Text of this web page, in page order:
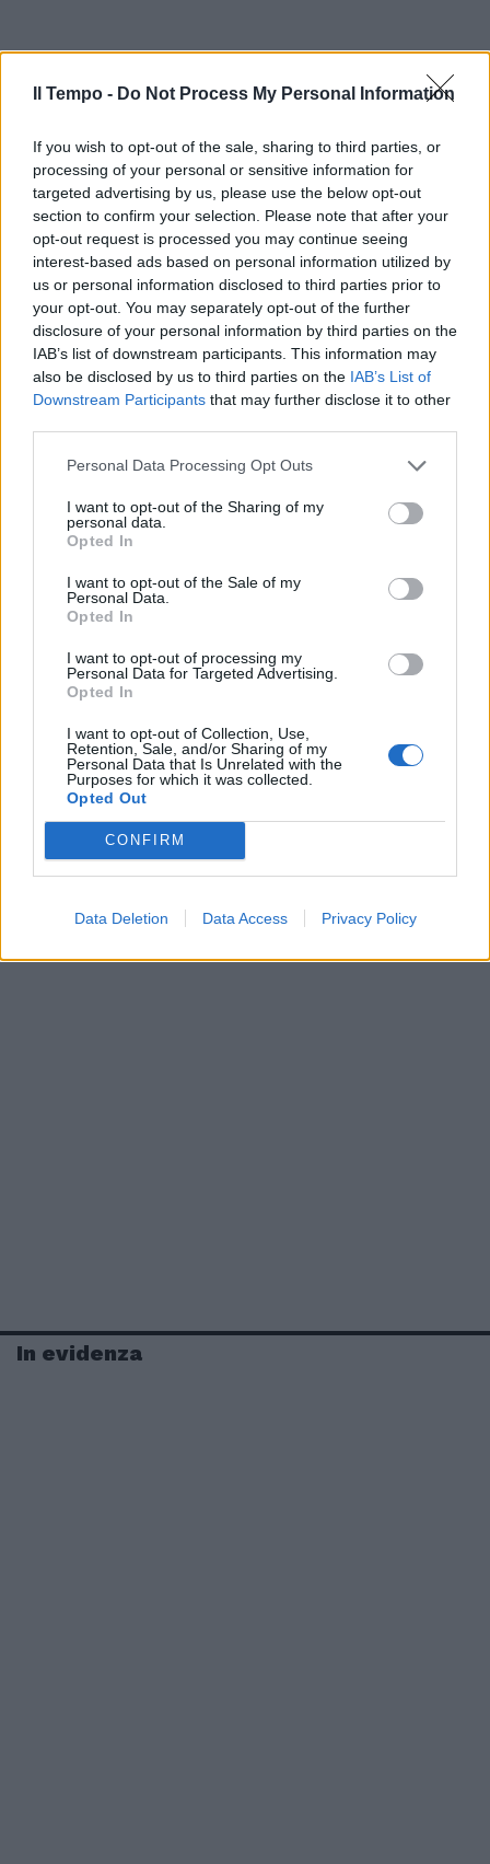
Il Tempo - Do Not Process My Personal Information
If you wish to opt-out of the sale, sharing to third parties, or
processing of your personal or sensitive information for
targeted advertising by us, please use the below opt-out
section to confirm your selection. Please note that after your
opt-out request is processed you may continue seeing
interest-based ads based on personal information utilized by
us or personal information disclosed to third parties prior to
your opt-out. You may separately opt-out of the further
disclosure of your personal information by third parties on the
IAB’s list of downstream participants. This information may
also be disclosed by us to third parties on the IAB’s List of
Downstream Participants that may further disclose it to other
Personal Data Processing Opt Outs
I want to opt-out of the Sharing of my
personal data.
Opted In
I want to opt-out of the Sale of my
Personal Data.
Opted In
I want to opt-out of processing my
Personal Data for Targeted Advertising.
Opted In
I want to opt-out of Collection, Use,
Retention, Sale, and/or Sharing of my
Personal Data that Is Unrelated with the
Purposes for which it was collected.
Opted Out
CONFIRM
Data Deletion Data Access Privacy Policy
In evidenza